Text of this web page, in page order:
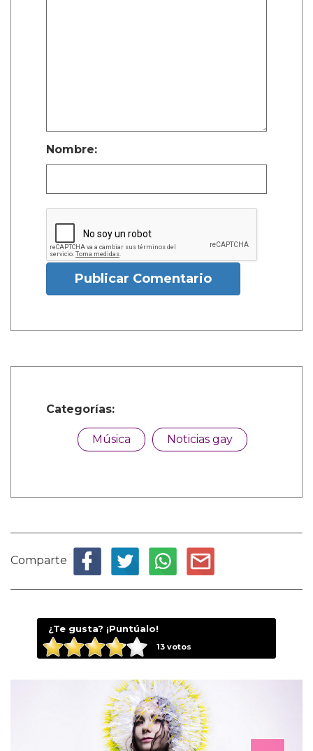
Nombre:
Publicar Comentario
Categorías:
Música Noticias gay
Comparte
¿Te gusta? ¡Puntúalo!
13votos